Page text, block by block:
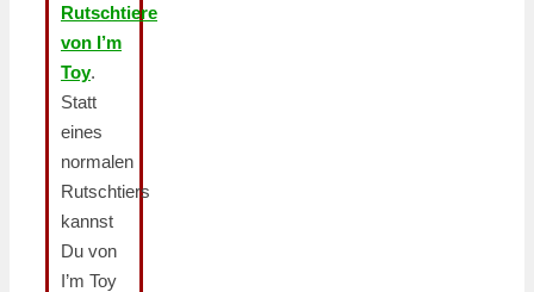
Rutschtiere
von I’m
Toy.
Statt
eines
normalen
Rutschtiers
kannst
Du von
I’m Toy